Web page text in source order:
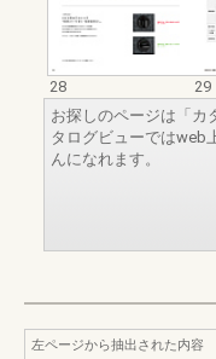
28
29
お探しのページは「カ
タログビューではweb
んになれます。
左ページから抽出された内容